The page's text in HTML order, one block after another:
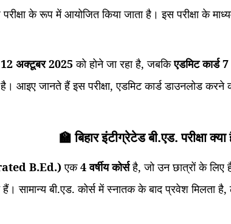
के रूप में आयोजित किया जाता है। इस परीक्षा के
12 अक्टूबर 2025 को होने जा रहा है, जबकिएडमिट कार्ड
आइए जानते हैं इस परीक्षा, एडमिट कार्ड डाउनलोड करने
🏫 बिहार इंटीग्रेटेड बी.एड. परीक्षा
B.Ed.)एक4 वर्षीय कोर्सहै, जो उन छात्रों के लिए
सामान्य बी.एड. कोर्स में स्नातक के बाद प्रवेश मिलता